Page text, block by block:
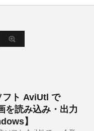
フト AviUtl で
を読み込み・出力
】